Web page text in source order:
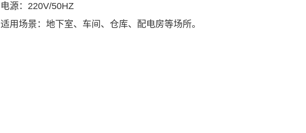
电源：220V/50HZ
适用场景：地下室、车间、仓库、配电房等场所。